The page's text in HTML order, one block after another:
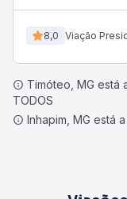
8,0 Viação
Timóteo, MG está
TODOS
Inhapim, MG está